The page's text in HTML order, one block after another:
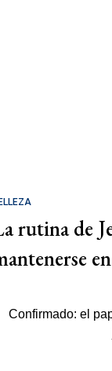
rutina de